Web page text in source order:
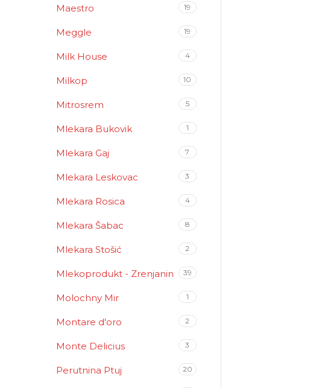
Maestro 19
Meggle 19
Milk House 4
Milkop 10
Mitrosrem 5
Mlekara Bukovik 1
Mlekara Gaj 7
Mlekara Leskovac 3
Mlekara Rosica 4
Mlekara Šabac 8
Mlekara Stošić 2
Mlekoprodukt - Zrenjanin 39
Molochny Mir 1
Montare d'oro 2
Monte Delicius 3
Perutnina Ptuj 20